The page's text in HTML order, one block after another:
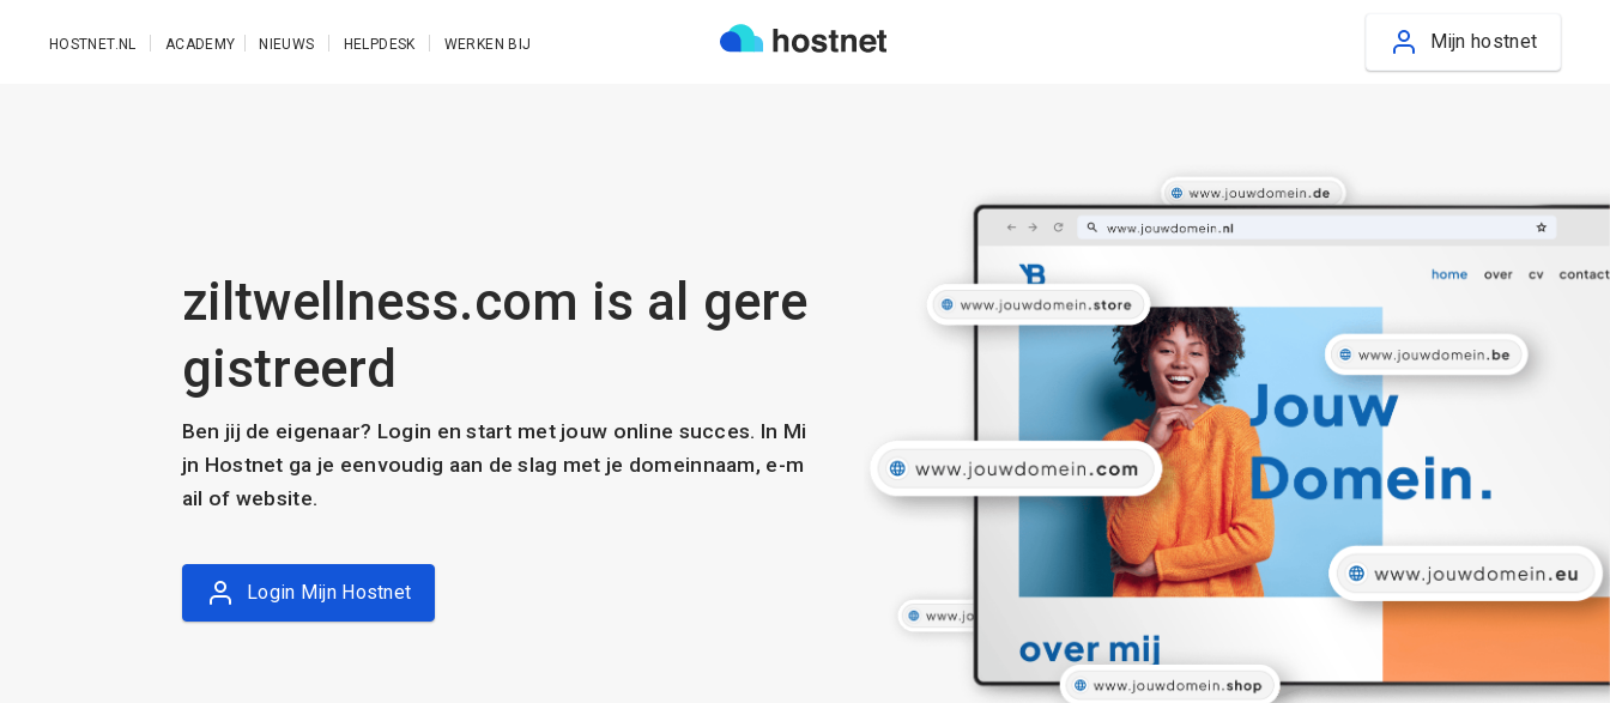
HOSTNET.NL ACADEMY NIEUWS HELPDESK WERKEN BIJ Mijn hostnet
ziltwellness.com is al gere
gistreerd
Ben jij de eigenaar? Login en start met jouw online succes. In Mi
jn Hostnet ga je eenvoudig aan de slag met je domeinnaam, e-m
ail of website.
Login Mijn Hostnet